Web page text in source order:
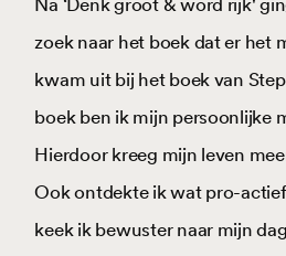
zoek naar het boek dat er het
kwam uit bij het boek van
boek ben ik mijn persoonlijke
Hierdoor kreeg mijn leven
Ook ontdekte ik wat pro-
keek ik bewuster naar mijn